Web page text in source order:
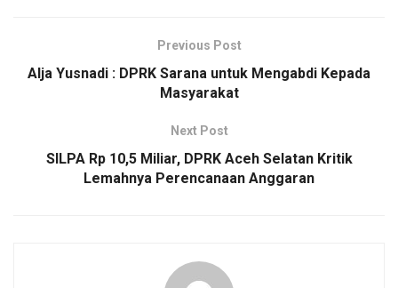
Previous Post
Alja Yusnadi : DPRK Sarana untuk Mengabdi Kepada
Masyarakat
Next Post
SILPA Rp 10,5 Miliar, DPRK Aceh Selatan Kritik
Lemahnya Perencanaan Anggaran